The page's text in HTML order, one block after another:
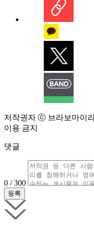
저작권자 ⓒ 브라보마이
이용 금지
댓글
0 / 300